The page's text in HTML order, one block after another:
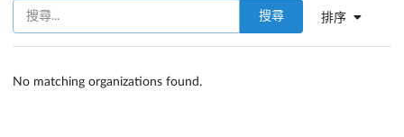
排序
搜尋
No matching organizations found.